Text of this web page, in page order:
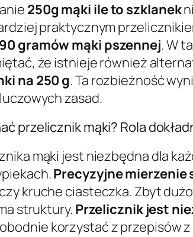
250g mąki ile to szklanek
praktycznym
gramów mąki pszennej. W
że istnieje również
na 250 g. Ta rozbieżność
zasad.
przelicznik mąki? Rola
mąki jest niezbędna dla
Precyzyjne mierzenie
kruche ciasteczka. Zbyt
struktury. Przelicznik jest
korzystać z przepisów